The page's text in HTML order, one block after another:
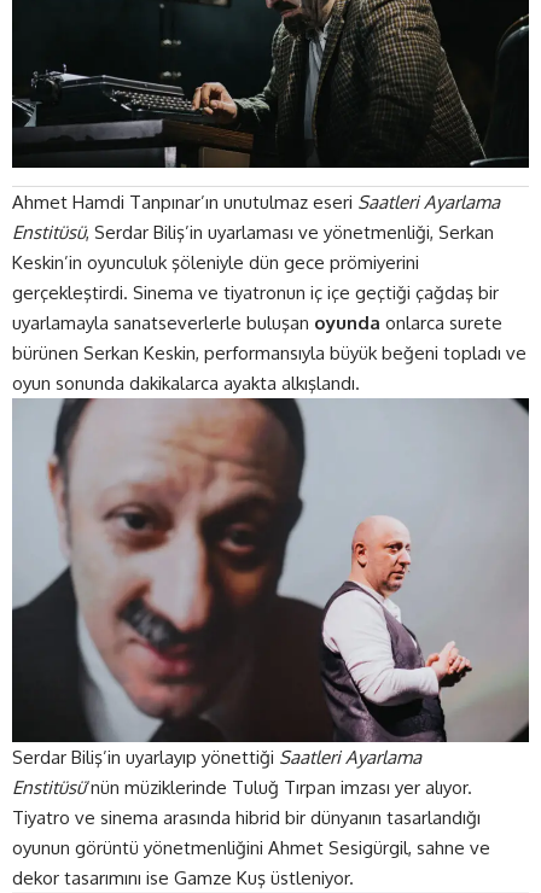
Ahmet Hamdi Tanpınar’ın unutulmaz eseri Saatleri Ayarlama
Enstitüsü, Serdar Biliş’in uyarlaması ve yönetmenliği, Serkan
Keskin’in oyunculuk şöleniyle dün gece prömiyerini
gerçekleştirdi. Sinema ve tiyatronun iç içe geçtiği çağdaş bir
uyarlamayla sanatseverlerle buluşan oyunda onlarca surete
bürünen Serkan Keskin, performansıyla büyük beğeni topladı ve
oyun sonunda dakikalarca ayakta alkışlandı.
Serdar Biliş’in uyarlayıp yönettiği Saatleri Ayarlama
Enstitüsü‘nün müziklerinde Tuluğ Tırpan imzası yer alıyor.
Tiyatro ve sinema arasında hibrid bir dünyanın tasarlandığı
oyunun görüntü yönetmenliğini Ahmet Sesigürgil, sahne ve
dekor tasarımını ise Gamze Kuş üstleniyor.